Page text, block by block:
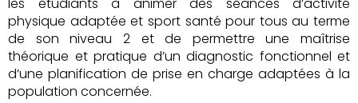
physique adaptée et sport santé pour tous au terme
de son niveau 2 et de permettre une maîtrise
théorique et pratique d’un diagnostic fonctionnel et
d’une planification de prise en charge adaptées à la
population concernée.